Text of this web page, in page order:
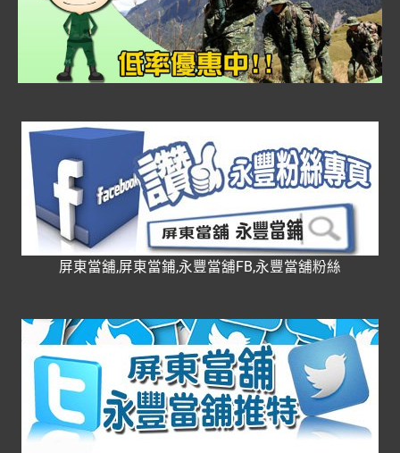
屏東當舖,屏東當鋪,永豐當舖FB,永豐當舖粉絲